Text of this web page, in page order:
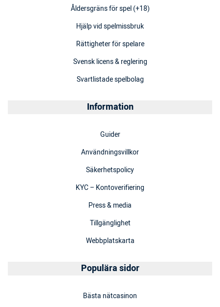
Åldersgräns för spel (+18)
Hjälp vid spelmissbruk
Rättigheter för spelare
Svensk licens & reglering
Svartlistade spelbolag
Information
Guider
Användningsvillkor
Säkerhetspolicy
KYC – Kontoverifiering
Press & media
Tillgänglighet
Webbplatskarta
Populära sidor
Bästa nätcasinon